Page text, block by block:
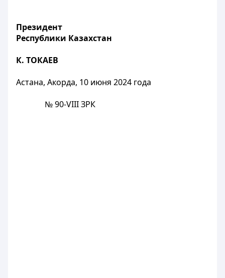
Президент
Республики Казахстан
К. ТОКАЕВ
Астана, Акорда, 10 июня 2024 года
№ 90-VIII ЗРК